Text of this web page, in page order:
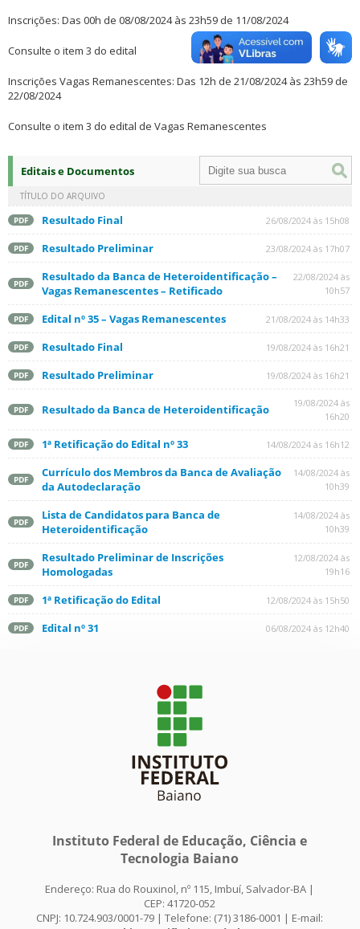
Inscrições: Das 00h de 08/08/2024 às 23h59 de 11/08/2024
Consulte o item 3 do edital
Inscrições Vagas Remanescentes: Das 12h de 21/08/2024 às 23h59 de
22/08/2024
Consulte o item 3 do edital de Vagas Remanescentes
Editais e Documentos
TÍTULO DO ARQUIVO
PDF Resultado Final 26/08/2024 às 15h08
PDF Resultado Preliminar 23/08/2024 às 17h07
PDF
Resultado da Banca de Heteroidentificação –
Vagas Remanescentes – Retificado
22/08/2024 às
10h57
PDF Edital nº 35 – Vagas Remanescentes 21/08/2024 às 14h33
PDF Resultado Final 19/08/2024 às 16h21
PDF Resultado Preliminar 19/08/2024 às 16h21
PDF Resultado da Banca de Heteroidentificação
19/08/2024 às
16h20
PDF 1ª Retificação do Edital nº 33 14/08/2024 às 16h12
PDF
Currículo dos Membros da Banca de Avaliação
da Autodeclaração
14/08/2024 às
10h39
PDF
Lista de Candidatos para Banca de
Heteroidentificação
14/08/2024 às
10h39
PDF
Resultado Preliminar de Inscrições
Homologadas
12/08/2024 às
19h16
PDF 1ª Retificação do Edital 12/08/2024 às 15h50
PDF Edital nº 31 06/08/2024 às 12h40
Instituto Federal de Educação, Ciência e
Tecnologia Baiano
Endereço: Rua do Rouxinol, nº 115, Imbuí, Salvador-BA |
CEP: 41720-052
CNPJ: 10.724.903/0001-79 | Telefone: (71) 3186-0001 | E-mail: